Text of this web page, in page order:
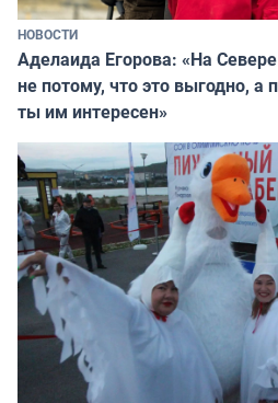
НОВОСТИ
Аделаида Егорова: «На
не потому, что это выгодно, а
ты им интересен»